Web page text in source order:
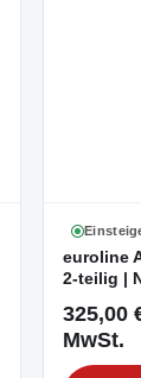
euroline
2-teilig |
325,00
MwSt.